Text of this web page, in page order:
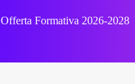
Offerta Formativa 2026-2028